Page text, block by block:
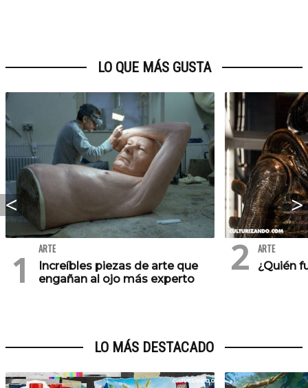
LO QUE MÁS GUSTA
ARTE
Increíbles piezas de arte que
engañan al ojo más experto
ARTE
¿Quién
LO MÁS DESTACADO